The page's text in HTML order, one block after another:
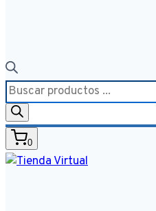
Búsqueda
de
productos
0